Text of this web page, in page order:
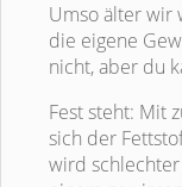
Umso älter wir
die eigene
nicht, aber du
Fest steht: Mit
sich der
wird